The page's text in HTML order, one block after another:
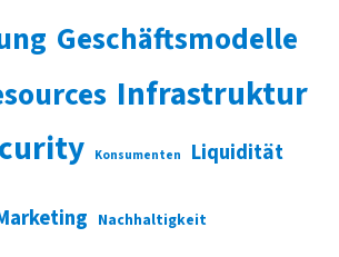
Geschäftsmodelle
Infrastruktur
Konsumenten Liquidität
Nachhaltigkeit